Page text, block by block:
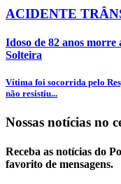
ACIDENTE
Idoso de 82 anos morre
Solteira
Vítima foi socorrida pelo
não resistiu...
Nossas notícias no
Receba as notícias do
favorito de mensagens.